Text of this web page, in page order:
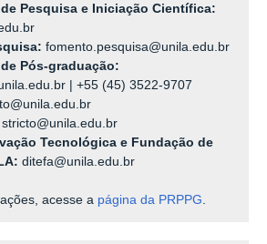
Pesquisa e Iniciação Científica:
fomento.pesquisa@unila.edu.br
Pós-graduação:
|
+55 (45) 3522-9707
stricto@unila.edu.br
Tecnológica e Fundação de
ditefa@unila.edu.br
acesse a página da PRPPG